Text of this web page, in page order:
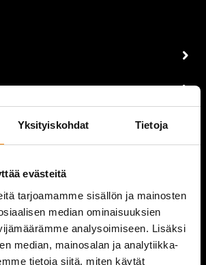
Yksityiskohdat Tietoja
evästeitä
tarjoamamme sisällön ja mainosten
median ominaisuuksien
analysoimiseen. Lisäksi
median, mainosalan ja analytiikka-
tietoja siitä, miten käytät